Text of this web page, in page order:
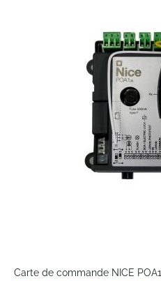
to
Carte de commande NICE POA1